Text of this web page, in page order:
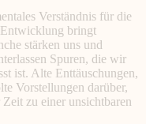
Verständnis für die
Entwicklung bringt
stärken uns und
Spuren, die wir
ist. Alte Enttäuschungen,
Vorstellungen darüber,
zu einer unsichtbaren